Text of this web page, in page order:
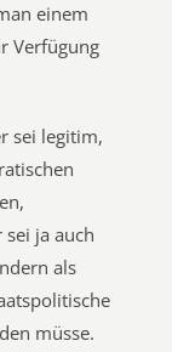
einem
Verfügung
sei legitim,
ja auch
als
müsse.